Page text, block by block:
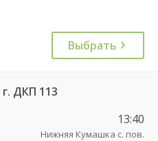
Выбрать
ДКП 113
13:40
Нижняя Кумашка с. пов.